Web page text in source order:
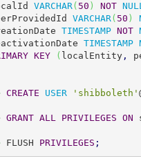
localId
VARCHAR( 50 ) NOT
peerProvidedId
VARCHAR( 50 )
creationDate
TIMESTAMP NOT
deactivationDate
TIMESTAMP
KEY
( localEntity,
CREATE USER 'shibboleth'
GRANT ALL PRIVILEGES ON
FLUSH PRIVILEGES ;